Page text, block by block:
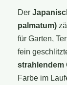
Der
palmatum)
für Garten,
fein
strahlendem
Farbe im